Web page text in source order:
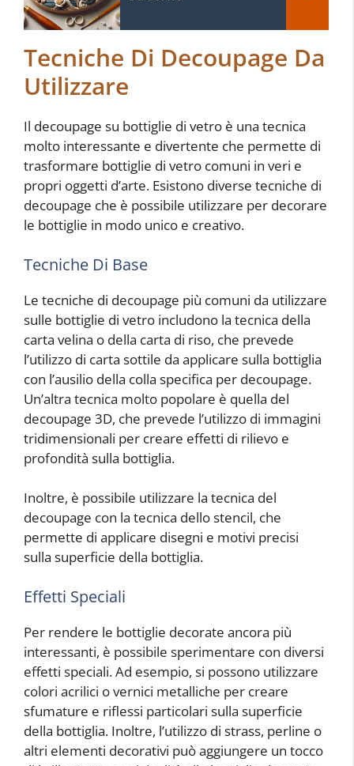
Tecniche Di Decoupage Da
Utilizzare
Il decoupage su bottiglie di vetro è una tecnica
molto interessante e divertente che permette di
trasformare bottiglie di vetro comuni in veri e
propri oggetti d’arte. Esistono diverse tecniche di
decoupage che è possibile utilizzare per decorare
le bottiglie in modo unico e creativo.
Tecniche Di Base
Le tecniche di decoupage più comuni da utilizzare
sulle bottiglie di vetro includono la tecnica della
carta velina o della carta di riso, che prevede
l’utilizzo di carta sottile da applicare sulla bottiglia
con l’ausilio della colla specifica per decoupage.
Un’altra tecnica molto popolare è quella del
decoupage 3D, che prevede l’utilizzo di immagini
tridimensionali per creare effetti di rilievo e
profondità sulla bottiglia.
Inoltre, è possibile utilizzare la tecnica del
decoupage con la tecnica dello stencil, che
permette di applicare disegni e motivi precisi
sulla superficie della bottiglia.
Effetti Speciali
Per rendere le bottiglie decorate ancora più
interessanti, è possibile sperimentare con diversi
effetti speciali. Ad esempio, si possono utilizzare
colori acrilici o vernici metalliche per creare
sfumature e riflessi particolari sulla superficie
della bottiglia. Inoltre, l’utilizzo di strass, perline o
altri elementi decorativi può aggiungere un tocco